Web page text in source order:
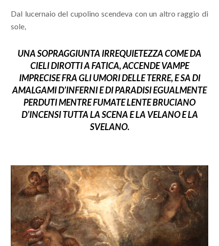
Dal lucernaio del cupolino scendeva con un altro raggio di
sole,
UNA SOPRAGGIUNTA IRREQUIETEZZA COME DA
CIELI DIROTTI A FATICA, ACCENDE VAMPE
IMPRECISE FRA GLI UMORI DELLE TERRE, E SA DI
AMALGAMI D’INFERNI E DI PARADISI EGUALMENTE
PERDUTI MENTRE FUMATE LENTE BRUCIANO
D’INCENSI TUTTA LA SCENA E LA VELANO E LA
SVELANO.